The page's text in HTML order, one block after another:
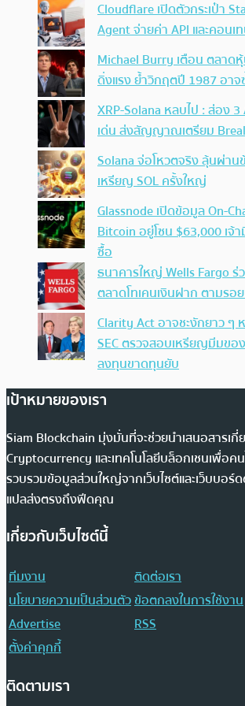
Cloudflare เปิดตัวกระเป๋า
Agent จ่ายค่า API และคอนเ
Michael Burry เตือน ตลาด
ดิ่งแรง ย้ำวิกฤตปี 1987 อาจ
XRP-Solana หลบไป : ส่อง
เด่น ส่งสัญญาณเตรียม
Solana จ่อโหวตจริง ลุ้นผ่า
เหรียญ SOL ครั้งใหญ่
Glassnode เปิดข้อมูล On-
Bitcoin อยู่โซน $63,000 เจ้
ซื้อ
ธนาคารใหญ่ Wells Fargo
ตลาดโทเคนเงินฝาก ตามรอ
Clarity Act อาจชะงักยาว ๆ
SEC ตรวจสอบเหรียญมีมขอ
ลงทุนขาดทุนยับ
เป้าหมายของเรา
Siam Blockchain มุ่งมั่นที่จะช่วยนำเสนอสารเกี่
Cryptocurrency และเทคโนโลยีบล็อกเชนเพื่อค
รวบรวมข้อมูลส่วนใหญ่จากเว็บไซต์และเว็บบอร์ด
แปลส่งตรงถึงฟีดคุณ
เกี่ยวกับเว็บไซต์นี้
ทีมงาน
ติดต่อเรา
นโยบายความเป็นส่วนตัวข้อตกลงในการใช้งาน
Advertise
RSS
ตั้งค่าคุกกี้
ติดตามเรา